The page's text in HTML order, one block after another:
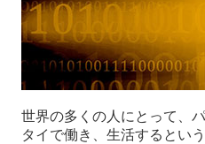
世界の多くの人にとって、
タイで働き、生活するとい